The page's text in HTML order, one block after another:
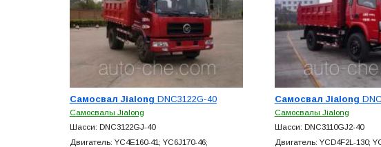
Самосвал Jialong DNC3122G-40
Самосвалы Jialong
Шасси: DNC3122GJ-40
Двигатель: YC4E160-41; YC6J170-46;
Самосвал Jialong
Самосвалы Jialong
Шасси: DNC3110GJ2-40
Двигатель: YCD4F2L-130;